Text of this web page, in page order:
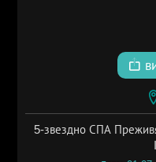
5-звездно СПА